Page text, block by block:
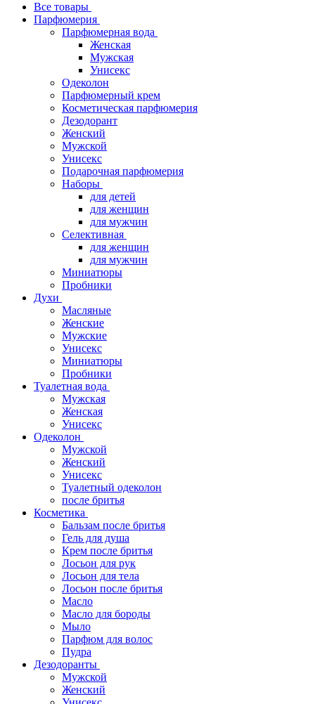
Все товары
Парфюмерия
Парфюмерная вода
Женская
Мужская
Унисекс
Одеколон
Парфюмерный крем
Косметическая парфюмерия
Дезодорант
Женский
Мужской
Унисекс
Подарочная парфюмерия
Наборы
для детей
для женщин
для мужчин
Селективная
для женщин
для мужчин
Миниатюры
Пробники
Духи
Масляные
Женские
Мужские
Унисекс
Миниатюры
Пробники
Туалетная вода
Мужская
Женская
Унисекс
Одеколон
Мужской
Женский
Унисекс
Туалетный одеколон
после бритья
Косметика
Бальзам после бритья
Гель для душа
Крем после бритья
Лосьон для рук
Лосьон для тела
Лосьон после бритья
Масло
Масло для бороды
Мыло
Парфюм для волос
Пудра
Дезодоранты
Мужской
Женский